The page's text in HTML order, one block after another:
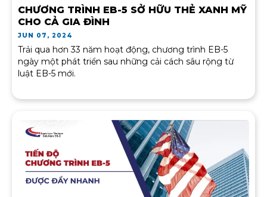
CHƯƠNG TRÌNH EB-5 SỞ HỮU THẺ XANH MỸ
CHO CẢ GIA ĐÌNH
JUN 07, 2024
Trải qua hơn 33 năm hoạt động, chương trình EB-5
ngày một phát triển sau những cải cách sâu rộng từ
luật EB-5 mới.